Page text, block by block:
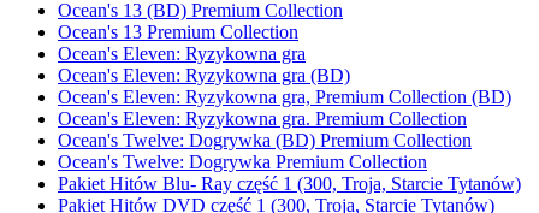
Ocean's 13 (BD) Premium Collection
Ocean's 13 Premium Collection
Ocean's Eleven: Ryzykowna gra
Ocean's Eleven: Ryzykowna gra (BD)
Ocean's Eleven: Ryzykowna gra, Premium Collection (BD)
Ocean's Eleven: Ryzykowna gra. Premium Collection
Ocean's Twelve: Dogrywka (BD) Premium Collection
Ocean's Twelve: Dogrywka Premium Collection
Pakiet Hitów Blu- Ray część 1 (300, Troja, Starcie Tytanów)
Pakiet Hitów DVD część 1 (300, Troja, Starcie Tytanów)